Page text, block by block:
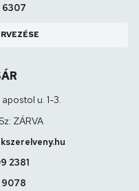
6307
u. 1-3.
ZÁRVA
2381
9078